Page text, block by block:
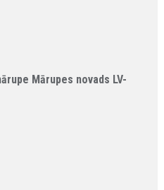
Mārupes novads LV-